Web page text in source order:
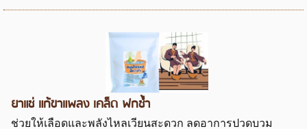
ยาแช่ แก้ขาแพลง เคล็ด ฟกช้ำ
ช่วยให้เลือดและพลังไหลเวียนสะดวก ลดอาการปวดบวม